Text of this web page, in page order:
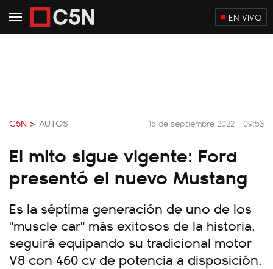
EN VIVO
C5N > AUTOS 15 de septiembre 2022 - 09:53
El mito sigue vigente: Ford
presentó el nuevo Mustang
Es la séptima generación de uno de los
"muscle car" más exitosos de la historia,
seguirá equipando su tradicional motor
V8 con 460 cv de potencia a disposición.